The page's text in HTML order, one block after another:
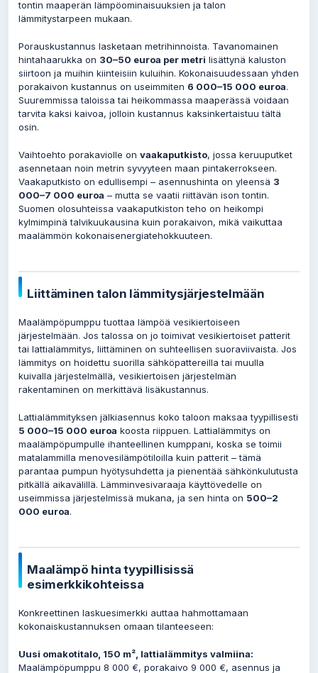
tontin maaperän lämpöominaisuuksien ja talon
lämmitystarpeen mukaan.
Porauskustannus lasketaan metrihinnoista. Tavanomainen
hintahaarukka on 30–50 euroa per metri lisättynä kaluston
siirtoon ja muihin kiinteisiin kuluihin. Kokonaisuudessaan yhden
porakaivon kustannus on useimmiten 6 000–15 000 euroa.
Suuremmissa taloissa tai heikommassa maaperässä voidaan
tarvita kaksi kaivoa, jolloin kustannus kaksinkertaistuu tältä
osin.
Vaihtoehto porakaviolle on vaakaputkisto, jossa keruuputket
asennetaan noin metrin syvyyteen maan pintakerrokseen.
Vaakaputkisto on edullisempi – asennushinta on yleensä 3
000–7 000 euroa – mutta se vaatii riittävän ison tontin.
Suomen olosuhteissa vaakaputkiston teho on heikompi
kylmimpinä talvikuukausina kuin porakaivon, mikä vaikuttaa
maalämmön kokonaisenergiatehokkuuteen.
Liittäminen talon lämmitysjärjestelmään
Maalämpöpumppu tuottaa lämpöä vesikiertoiseen
järjestelmään. Jos talossa on jo toimivat vesikiertoiset patterit
tai lattialämmitys, liittäminen on suhteellisen suoraviivaista. Jos
lämmitys on hoidettu suorilla sähköpattereilla tai muulla
kuivalla järjestelmällä, vesikiertoisen järjestelmän
rakentaminen on merkittävä lisäkustannus.
Lattialämmityksen jälkiasennus koko taloon maksaa tyypillisesti
5 000–15 000 euroa koosta riippuen. Lattialämmitys on
maalämpöpumpulle ihanteellinen kumppani, koska se toimii
matalammilla menovesilämpötiloilla kuin patterit – tämä
parantaa pumpun hyötysuhdetta ja pienentää sähkönkulutusta
pitkällä aikavälillä. Lämminvesivaraaja käyttövedelle on
useimmissa järjestelmissä mukana, ja sen hinta on 500–2
000 euroa.
Maalämpö hinta tyypillisissä
esimerkkikohteissa
Konkreettinen laskuesimerkki auttaa hahmottamaan
kokonaiskustannuksen omaan tilanteeseen:
Uusi omakotitalo, 150 m², lattialämmitys valmiina:
Maalämpöpumppu 8 000 €, porakaivo 9 000 €, asennus ja